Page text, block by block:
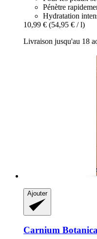
Pénètre
Hydratation
10,99 € (54,95 € / l)
Livraison jusqu'au 18
Ajouter
Carnium